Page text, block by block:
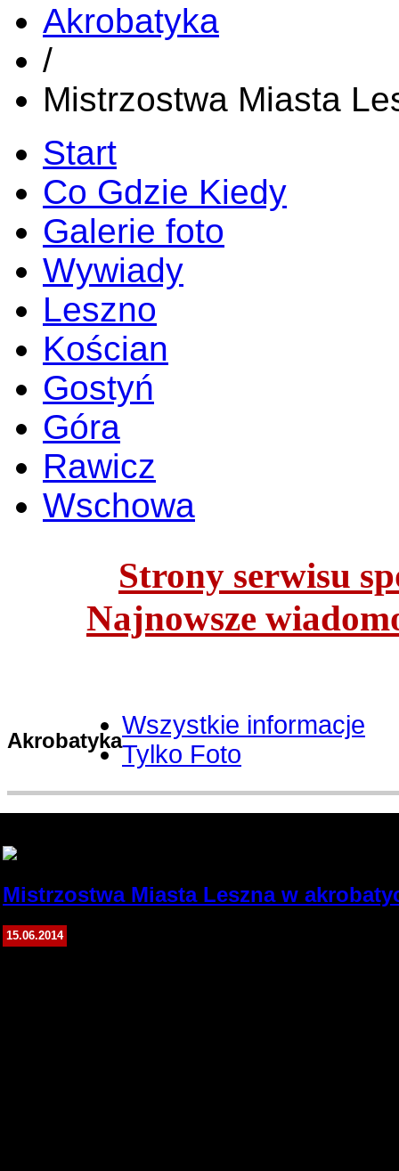
Akrobatyka
/
Mistrzostwa Miasta
Start
Co Gdzie Kiedy
Galerie foto
Wywiady
Leszno
Kościan
Gostyń
Góra
Rawicz
Wschowa
Strony serwisu
Najnowsze
Akrobatyka
Wszystkie informacje
Tylko Foto
Mistrzostwa Miasta Leszna w
15.06.2014